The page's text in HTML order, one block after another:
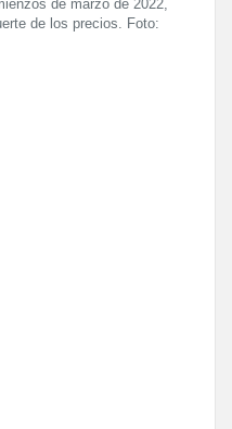
de marzo de 2022,
de los precios. Foto: